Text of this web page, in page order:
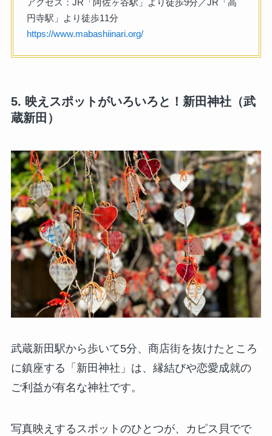
アクセス：JR「阿佐ヶ谷駅」より徒歩9分／JR「高
円寺駅」より徒歩11分
https://www.mabashiinari.org/
5. 映えスポットがいろいろと！新田神社（武
蔵新田）
武蔵新田駅から歩いて5分、商店街を抜けたところ
に鎮座する「新田神社」は、縁結びや恋愛成就の
ご利益が有名な神社です。
写真映えするスポットのひとつが、カピス貝でで